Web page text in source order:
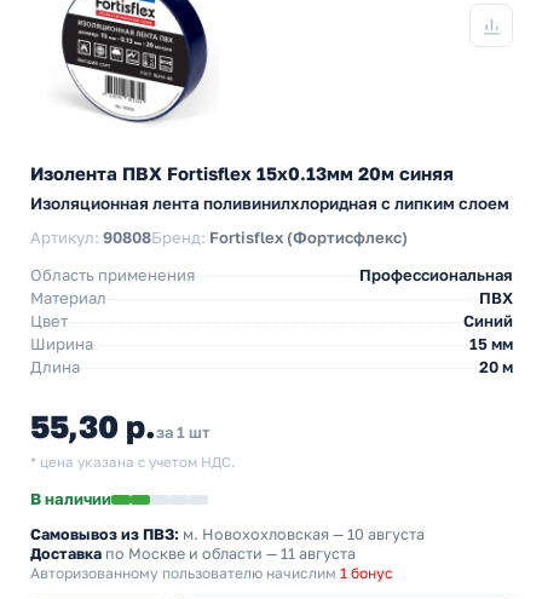
Изолента ПВХ Fortisflex 15x0.13мм 20м синяя
Изоляционная лента поливинилхлоридная с липким слоем
Артикул: 90808Бренд: Fortisflex (Фортисфлекс)
Область применения
Профессиональная
Материал
ПВХ
Цвет
Синий
Ширина
15 мм
Длина
20 м
55,30 р.за 1 шт
* цена указана с учетом НДС.
В наличии
Самовывоз из ПВЗ: м. Новохохловская — 10 августа
Доставка по Москве и области — 11 августа
Авторизованному пользователю начислим 1 бонус